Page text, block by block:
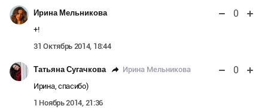
Ирина Мельникова 0
+!
31 Октябрь 2014, 18:44
Татьяна Сугачкова Ирина Мельникова 0
Ирина, спасибо)
1 Ноябрь 2014, 21:36